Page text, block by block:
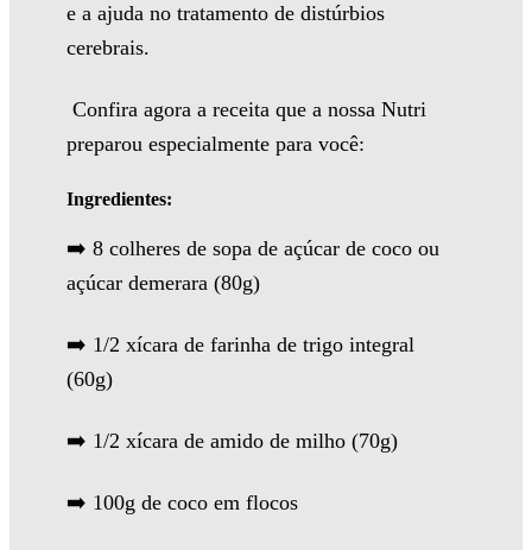
e a ajuda no tratamento de distúrbios
cerebrais.
Confira agora a receita que a nossa Nutri
preparou especialmente para você:
Ingredientes:
➡️ 8 colheres de sopa de açúcar de coco ou
açúcar demerara (80g)
➡️ 1/2 xícara de farinha de trigo integral
(60g)
➡️ 1/2 xícara de amido de milho (70g)
➡️ 100g de coco em flocos